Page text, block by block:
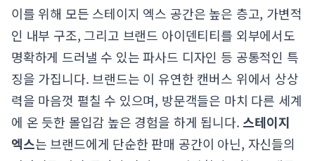
이를 위해 모든 스테이지 엑스 공간은 높은 층고, 가변적
인 내부 구조, 그리고 브랜드 아이덴티티를 외부에서도
명확하게 드러낼 수 있는 파사드 디자인 등 공통적인 특
징을 가집니다. 브랜드는 이 유연한 캔버스 위에서 상상
력을 마음껏 펼칠 수 있으며, 방문객들은 마치 다른 세계
에 온 듯한 몰입감 높은 경험을 하게 됩니다. 스테이지
엑스는 브랜드에게 단순한 판매 공간이 아닌, 자신들의